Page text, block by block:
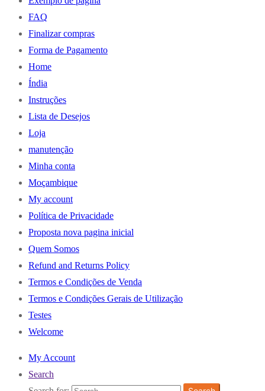
FAQ
Finalizar compras
Forma de Pagamento
Home
Índia
Instruções
Lista de Desejos
Loja
manutenção
Minha conta
Moçambique
My account
Política de Privacidade
Proposta nova pagina inicial
Quem Somos
Refund and Returns Policy
Termos e Condições de Venda
Termos e Condições Gerais de Utilização
Testes
Welcome
My Account
Search